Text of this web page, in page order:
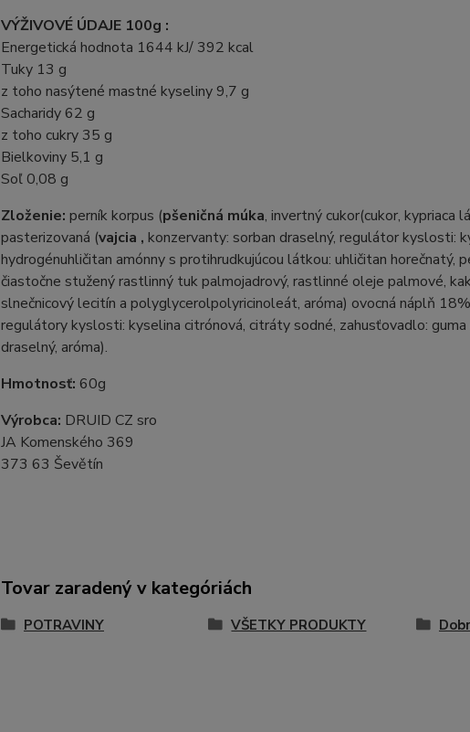
VÝŽIVOVÉ ÚDAJE 100g :
Energetická hodnota 1644 kJ/ 392 kcal
Tuky 13 g
z toho nasýtené mastné kyseliny 9,7 g
Sacharidy 62 g
z toho cukry 35 g
Bielkoviny 5,1 g
Soľ 0,08 g
Zloženie: perník korpus (pšeničná múka, invertný cukor(cukor, kypriaca
pasterizovaná (vajcia , konzervanty: sorban draselný, regulátor kyslosti:
hydrogénuhličitan amónny s protihrudkujúcou látkou: uhličitan
čiastočne stužený rastlinný tuk palmojadrový, rastlinné oleje palmové,
slnečnicový lecitín a polyglycerolpolyricinoleát, aróma) ovocná náplň
regulátory kyslosti: kyselina citrónová, citráty sodné, zahusťovadlo:
draselný, aróma).
Hmotnosť: 60g
Výrobca: DRUID CZ sro
JA Komenského 369
373 63 Ševětín
Tovar zaradený v kategóriách
POTRAVINY VŠETKY PRODUKTY